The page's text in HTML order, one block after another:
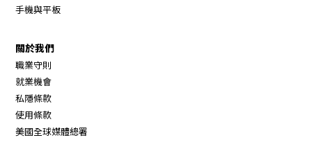
手機與平板
關於我們
職業守則
就業機會
私隱條款
使用條款
美國全球媒體總署